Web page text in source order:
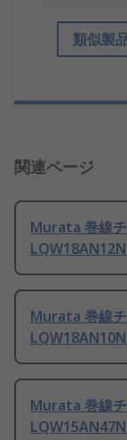
類似製
関連ページ
Murata 巻線
Murata 巻線
Murata 巻線